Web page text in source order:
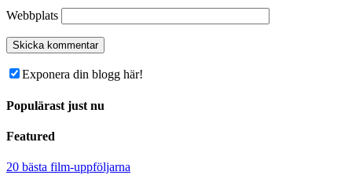
Webbplats
Exponera din blogg här!
Populärast just nu
Featured
20 bästa film-uppföljarna